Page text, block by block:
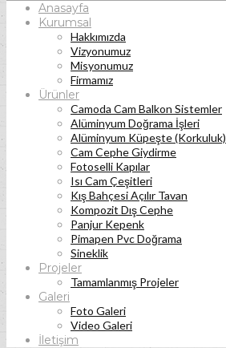
Anasayfa
Kurumsal
Hakkımızda
Vizyonumuz
Misyonumuz
Firmamız
Ürünler
Camoda Cam Balkon Sistemler
Alüminyum Doğrama İşleri
Alüminyum Küpeşte (Korkuluk)
Cam Cephe Giydirme
Fotoselli Kapılar
Isı Cam Çeşitleri
Kış Bahçesi Açılır Tavan
Kompozit Dış Cephe
Panjur Kepenk
Pimapen Pvc Doğrama
Sineklik
Projeler
Tamamlanmış Projeler
Galeri
Foto Galeri
Video Galeri
İletişim